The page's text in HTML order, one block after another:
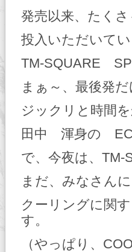
発売以来、たく
投入いただいてい
TM-SQUARE
まぁ～、最後発だ
ジックリと時間
田中 渾身の
で、今夜は、
まだ、みなさん
クーリングに関
す。
（やっぱり、